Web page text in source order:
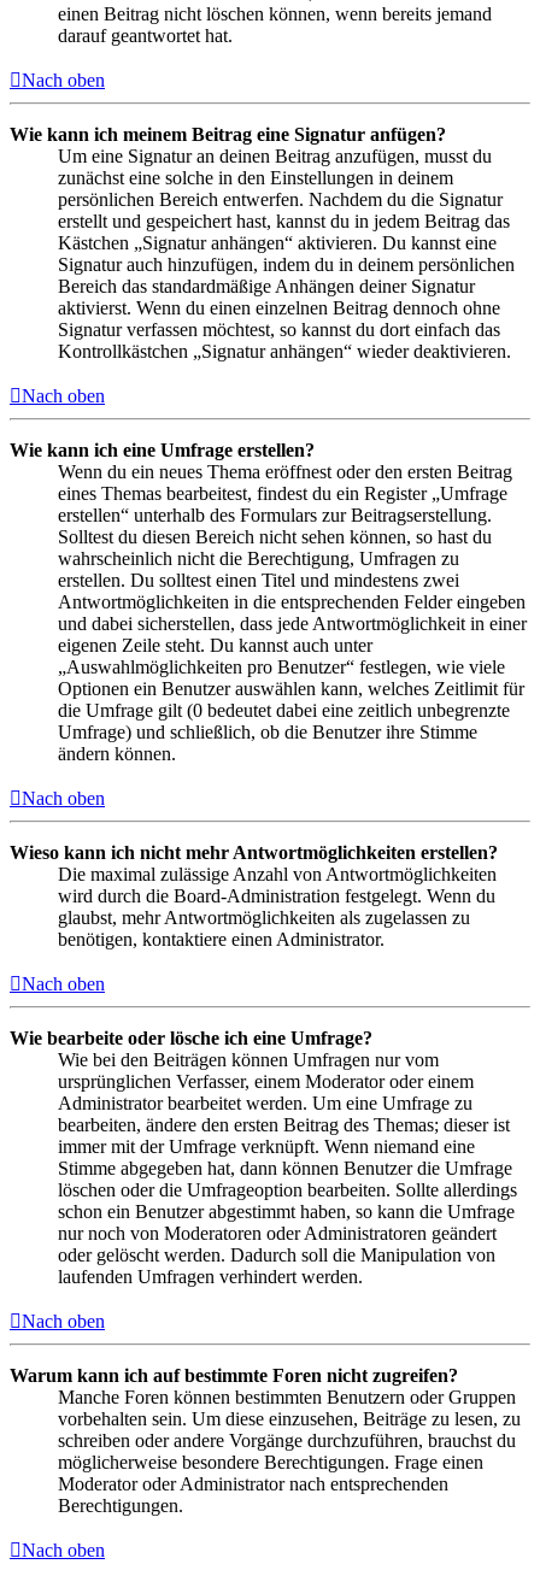
einen Beitrag nicht löschen können, wenn bereits jemand
darauf geantwortet hat.
Nach oben
Wie kann ich meinem Beitrag eine Signatur anfügen?
Um eine Signatur an deinen Beitrag anzufügen, musst du
zunächst eine solche in den Einstellungen in deinem
persönlichen Bereich entwerfen. Nachdem du die Signatur
erstellt und gespeichert hast, kannst du in jedem Beitrag das
Kästchen „Signatur anhängen“ aktivieren. Du kannst eine
Signatur auch hinzufügen, indem du in deinem persönlichen
Bereich das standardmäßige Anhängen deiner Signatur
aktivierst. Wenn du einen einzelnen Beitrag dennoch ohne
Signatur verfassen möchtest, so kannst du dort einfach das
Kontrollkästchen „Signatur anhängen“ wieder deaktivieren.
Nach oben
Wie kann ich eine Umfrage erstellen?
Wenn du ein neues Thema eröffnest oder den ersten Beitrag
eines Themas bearbeitest, findest du ein Register „Umfrage
erstellen“ unterhalb des Formulars zur Beitragserstellung.
Solltest du diesen Bereich nicht sehen können, so hast du
wahrscheinlich nicht die Berechtigung, Umfragen zu
erstellen. Du solltest einen Titel und mindestens zwei
Antwortmöglichkeiten in die entsprechenden Felder eingeben
und dabei sicherstellen, dass jede Antwortmöglichkeit in einer
eigenen Zeile steht. Du kannst auch unter
„Auswahlmöglichkeiten pro Benutzer“ festlegen, wie viele
Optionen ein Benutzer auswählen kann, welches Zeitlimit für
die Umfrage gilt (0 bedeutet dabei eine zeitlich unbegrenzte
Umfrage) und schließlich, ob die Benutzer ihre Stimme
ändern können.
Nach oben
Wieso kann ich nicht mehr Antwortmöglichkeiten erstellen?
Die maximal zulässige Anzahl von Antwortmöglichkeiten
wird durch die Board-Administration festgelegt. Wenn du
glaubst, mehr Antwortmöglichkeiten als zugelassen zu
benötigen, kontaktiere einen Administrator.
Nach oben
Wie bearbeite oder lösche ich eine Umfrage?
Wie bei den Beiträgen können Umfragen nur vom
ursprünglichen Verfasser, einem Moderator oder einem
Administrator bearbeitet werden. Um eine Umfrage zu
bearbeiten, ändere den ersten Beitrag des Themas; dieser ist
immer mit der Umfrage verknüpft. Wenn niemand eine
Stimme abgegeben hat, dann können Benutzer die Umfrage
löschen oder die Umfrageoption bearbeiten. Sollte allerdings
schon ein Benutzer abgestimmt haben, so kann die Umfrage
nur noch von Moderatoren oder Administratoren geändert
oder gelöscht werden. Dadurch soll die Manipulation von
laufenden Umfragen verhindert werden.
Nach oben
Warum kann ich auf bestimmte Foren nicht zugreifen?
Manche Foren können bestimmten Benutzern oder Gruppen
vorbehalten sein. Um diese einzusehen, Beiträge zu lesen, zu
schreiben oder andere Vorgänge durchzuführen, brauchst du
möglicherweise besondere Berechtigungen. Frage einen
Moderator oder Administrator nach entsprechenden
Berechtigungen.
Nach oben